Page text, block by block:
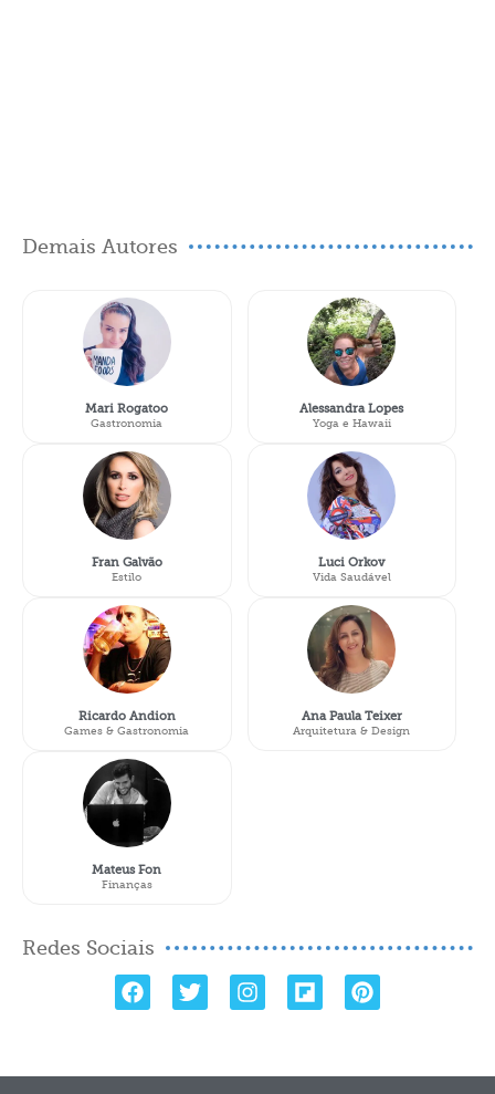
Demais Autores
Mari Rogatoo
Gastronomia
Fran Galvão
Estilo
Ricardo Andion
Games & Gastronomia
Mateus Fon
Finanças
Alessandra Lopes
Yoga e Hawaii
Luci Orkov
Vida Saudável
Ana Paula Teixer
Arquitetura & Design
Redes Sociais